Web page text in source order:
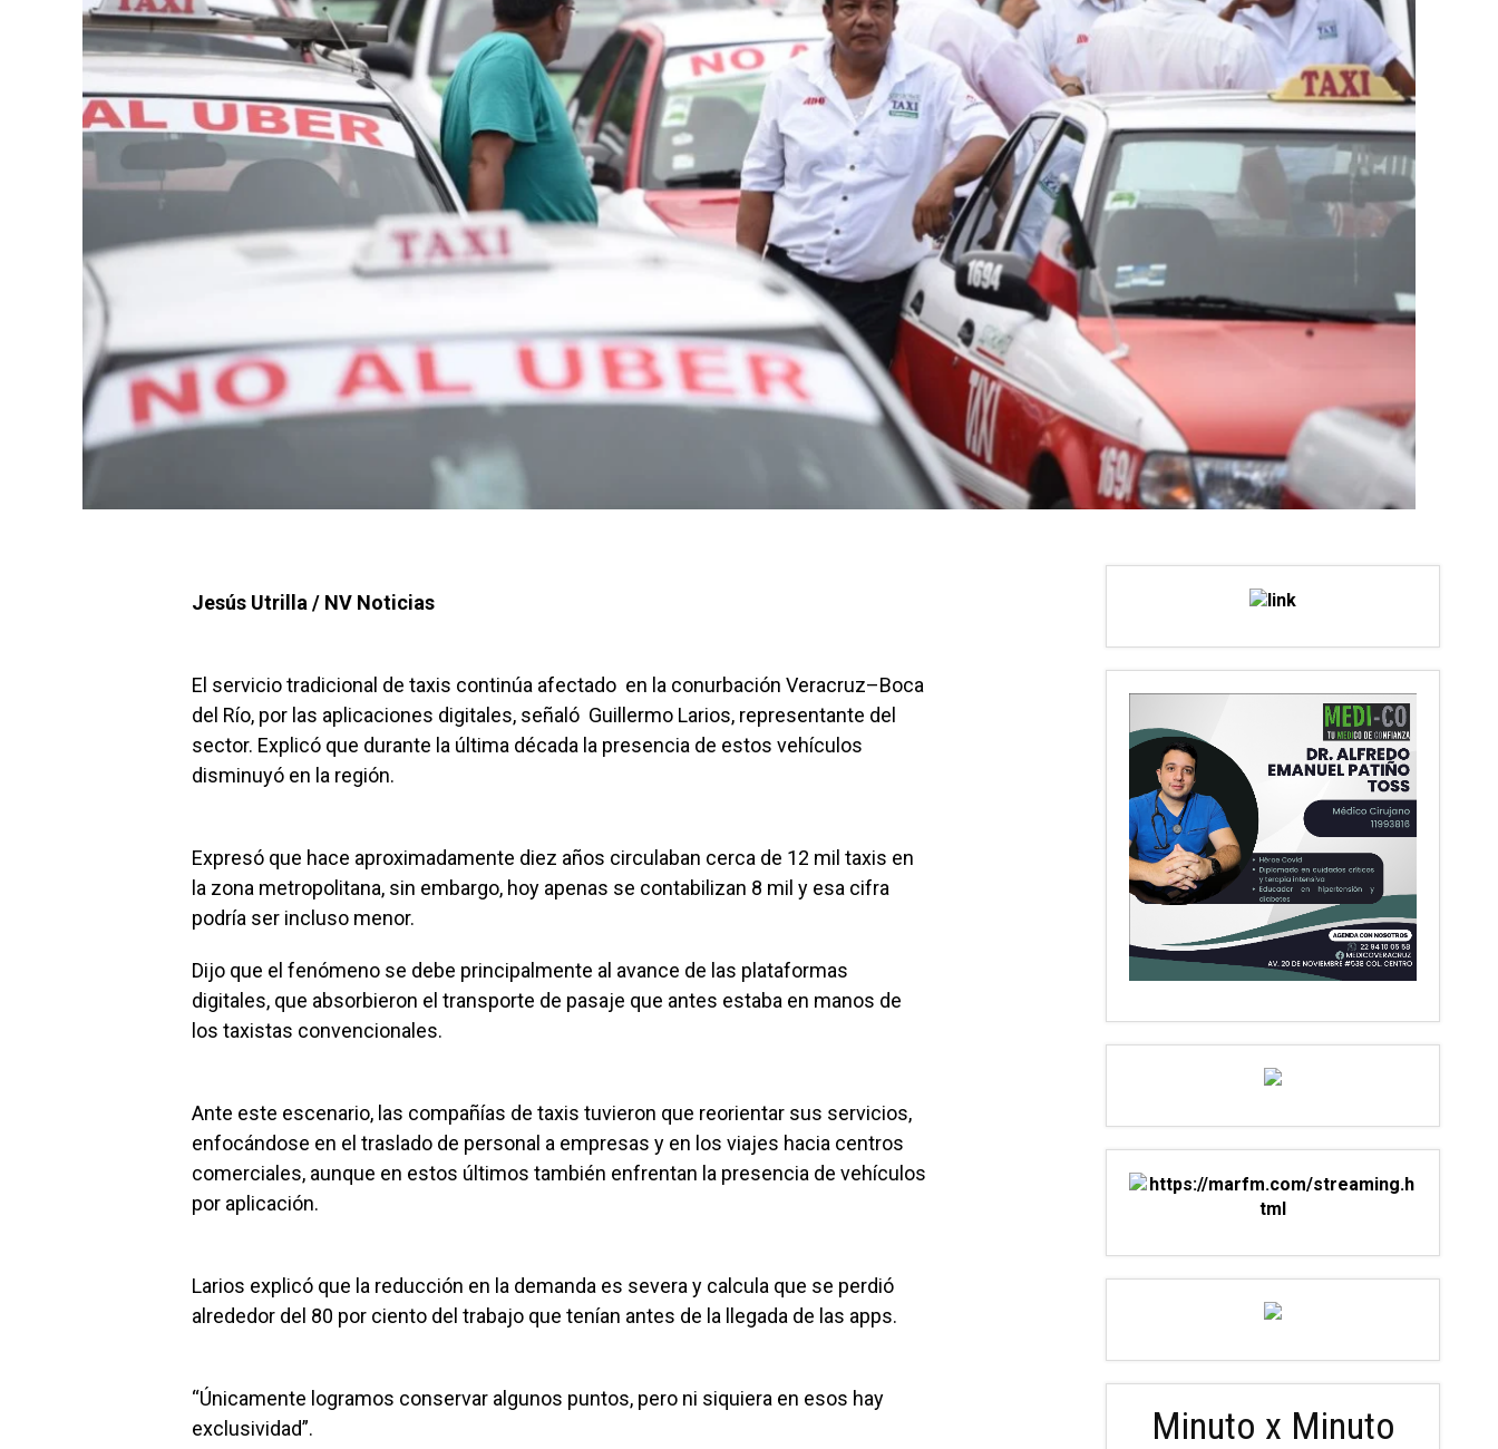
Jesús Utrilla / NV Noticias
El servicio tradicional de taxis continúa afectado en la conurbación Veracruz–Boca
del Río, por las aplicaciones digitales, señaló Guillermo Larios, representante del
sector. Explicó que durante la última década la presencia de estos vehículos
disminuyó en la región.
Expresó que hace aproximadamente diez años circulaban cerca de 12 mil taxis en
la zona metropolitana, sin embargo, hoy apenas se contabilizan 8 mil y esa cifra
podría ser incluso menor.
Dijo que el fenómeno se debe principalmente al avance de las plataformas
digitales, que absorbieron el transporte de pasaje que antes estaba en manos de
los taxistas convencionales.
Ante este escenario, las compañías de taxis tuvieron que reorientar sus servicios,
enfocándose en el traslado de personal a empresas y en los viajes hacia centros
comerciales, aunque en estos últimos también enfrentan la presencia de vehículos
por aplicación.
Larios explicó que la reducción en la demanda es severa y calcula que se perdió
alrededor del 80 por ciento del trabajo que tenían antes de la llegada de las apps.
“Únicamente logramos conservar algunos puntos, pero ni siquiera en esos hay
exclusividad”.
Minuto x Minuto